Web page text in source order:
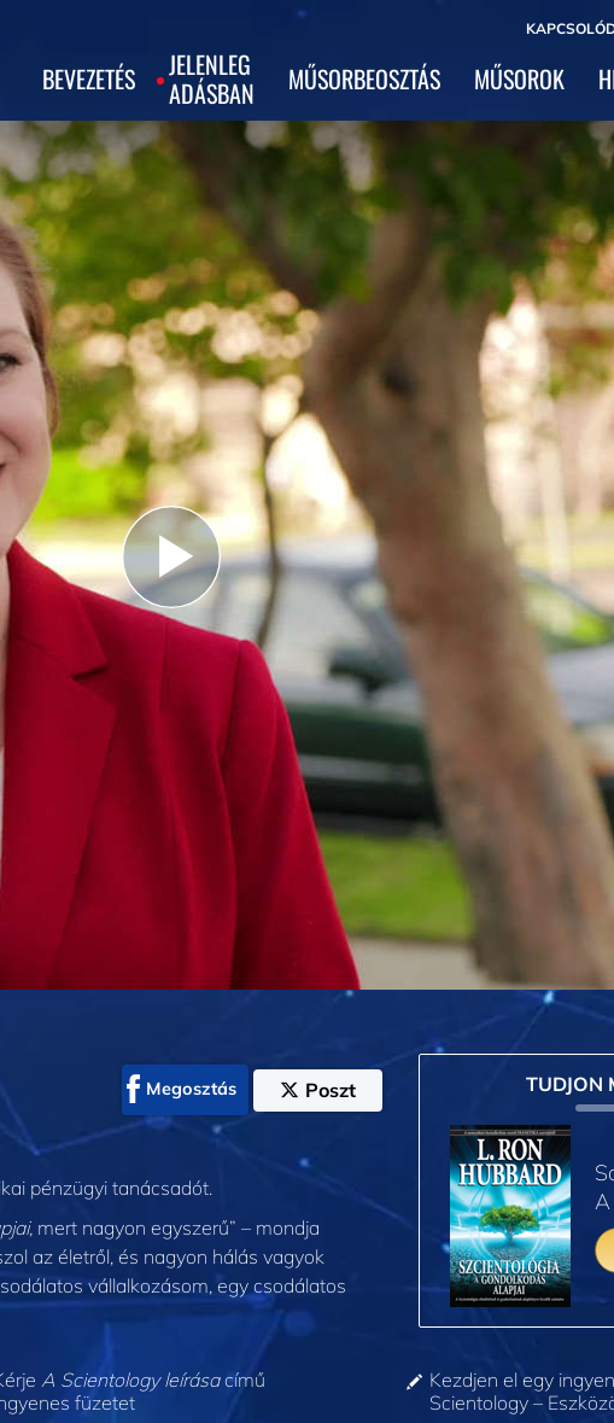
BEVEZETÉS
JELENLEG
ADÁSBAN
MŰSORBEOSZTÁS MŰSOROK
Play
Video
Megosztás Poszt
pénzügyi tanácsadót.
mert nagyon egyszerű” – mondja
az életről, és nagyon hálás vagyok
vállalkozásom, egy csodálatos
TUDJON
A Scientology leírásacímű
füzetet
Kezdjen el egy
Scientology –